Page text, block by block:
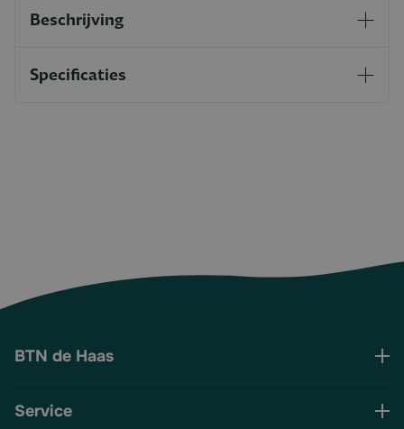
Beschrijving
Specificaties
BTN de Haas
Service